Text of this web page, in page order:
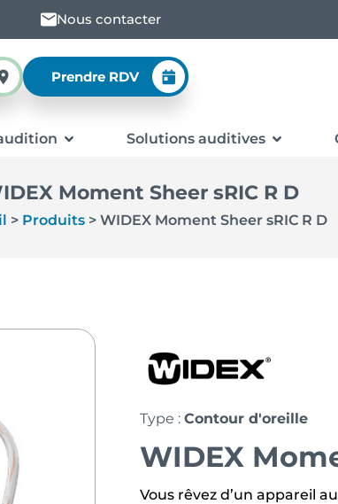
Nous contacter
Prendre RDV
Solutions auditives
Moment Sheer sRIC R D
> Produits> WIDEX Moment Sheer sRIC R D
Type : Contour d'oreille
WIDEX
Vous rêvez d’un appareil